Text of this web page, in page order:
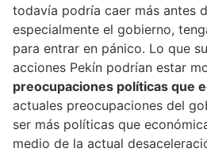
todavía podría caer más antes
especialmente el gobierno,
para entrar en pánico. Lo que
acciones Pekín podrían estar
preocupaciones políticas que
actuales preocupaciones del
ser más políticas que
medio de la actual